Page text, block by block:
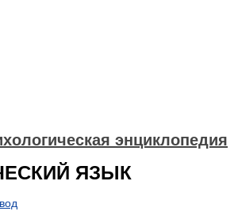
энциклопедия
ЯЗЫК